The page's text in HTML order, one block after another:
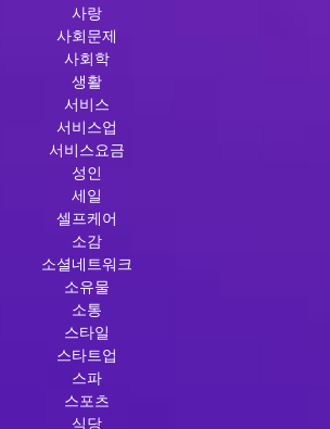
사랑
사회문제
사회학
생활
서비스
서비스업
서비스요금
성인
세일
셀프케어
소감
소셜네트워크
소유물
소통
스타일
스타트업
스파
스포츠
식당